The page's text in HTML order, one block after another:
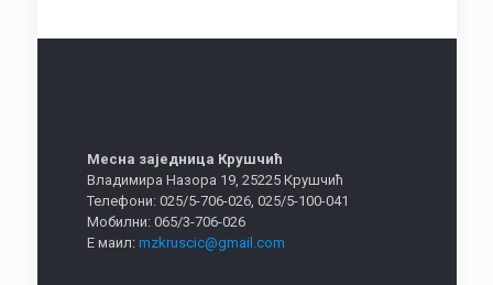
Месна заједница Крушчић
Владимира Назора 19, 25225 Крушчић
Телефони: 025/5-706-026, 025/5-100-041
Мобилни: 065/3-706-026
Е маил: mzkruscic@gmail.com